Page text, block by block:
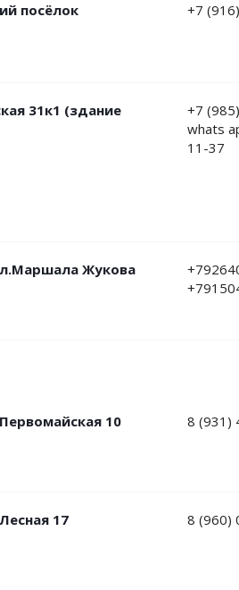
посёлок
+7
31к1 (здание
+7
whats
11-37
Жукова
10 8 (931)
17 8 (960)